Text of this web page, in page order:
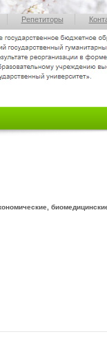
Репетиторы